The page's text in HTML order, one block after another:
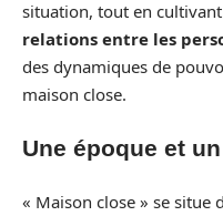
situation, tout en
relations entre les
des dynamiques de
maison close.
Une époque et
« Maison close » se situe